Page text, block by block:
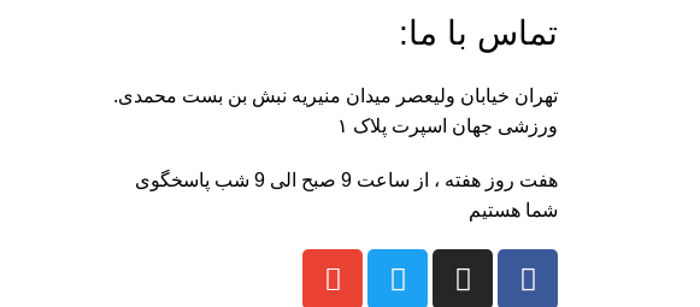
تماس با ما:
تهران خیابان ولیعصر میدان منیریه نبش بن بست محمدی.
ورزشی جهان اسپرت پلاک ۱
هفت روز هفته ، از ساعت 9 صبح الی 9 شب پاسخگوی
شما هستیم